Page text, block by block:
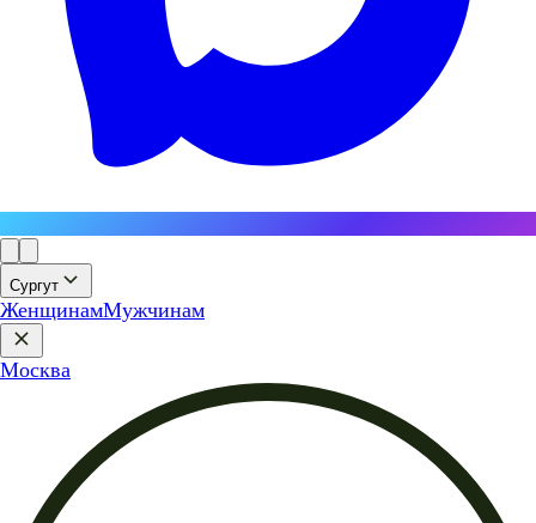
Сургут
ЖенщинамМужчинам
Москва